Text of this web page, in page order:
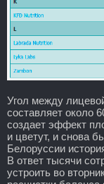
Угол между
составляет около
создает эффект
и цветут, и снова
Белоруссии
В ответ тысячи
устроить во